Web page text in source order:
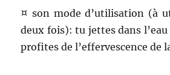
¤ son mode d’utilisation (à
deux fois): tu jettes dans
profites de l’effervescence de